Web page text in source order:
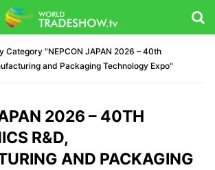
Category "NEPCON JAPAN 2026 – 40th
and Packaging Technology Expo"
2026 – 40TH
R&D,
AND PACKAGING